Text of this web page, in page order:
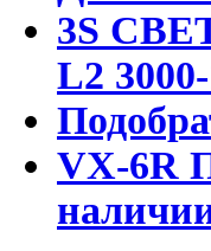
3S
L2
VX-6R